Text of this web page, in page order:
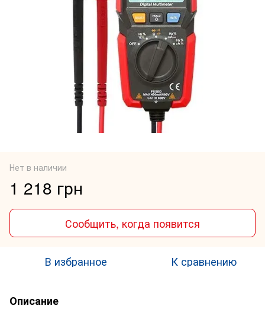
Нет в наличии
1 218 грн
Сообщить, когда появится
В избранное К сравнению
Описание